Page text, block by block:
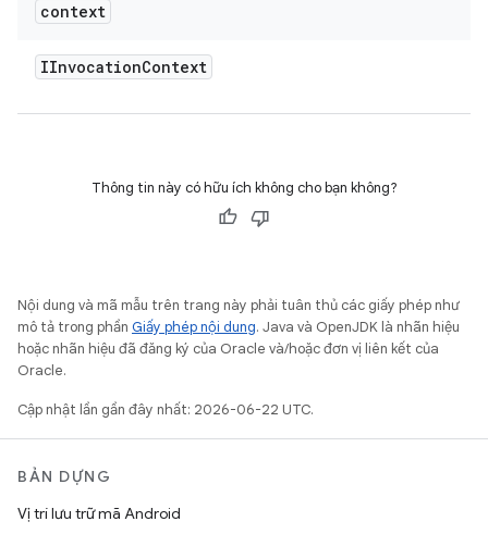
context
IInvocationContext
Thông tin này có hữu ích không cho bạn không?
Nội dung và mã mẫu trên trang này phải tuân thủ các giấy phép như
mô tả trong phần Giấy phép nội dung. Java và OpenJDK là nhãn hiệu
hoặc nhãn hiệu đã đăng ký của Oracle và/hoặc đơn vị liên kết của
Oracle.
Cập nhật lần gần đây nhất: 2026-06-22 UTC.
BẢN DỰNG
Vị trí lưu trữ mã Android